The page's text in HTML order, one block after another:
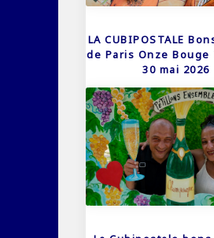
LA CUBIPOSTALE
de Paris Onze
30 mai 2026